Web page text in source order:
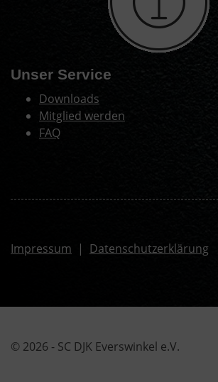
Unser Service
Downloads
Mitglied werden
FAQ
Impressum | Datenschutzerklärung
© 2026 - SC DJK Everswinkel e.V.